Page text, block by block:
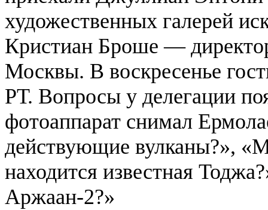
художественных галерей
Кристиан Броше —
Москвы. В воскресенье
РТ. Вопросы у делегации
фотоаппарат снимал
действующие вулканы?»,
находится известная
Аржаан-2?»